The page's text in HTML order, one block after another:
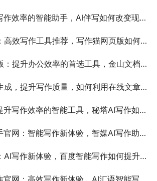
率的智能助手，AI伴写如何改变现代写作方式
作工具推荐，写作猫网页版如何提升你的写作效率
公效率的首选工具，金山文档企业版功能优势与使用体验分析
写作质量，如何利用在线文章润色工具优化你的写作内容
率的智能工具，秘塔AI写作如何帮助用户提高写作效率和质量
智能写作新体验，智媒AI写作助手官网功能与使用指南
作新体验，百度智能写作如何提升内容创作效率
高效写作新体验，AI汇语智能写作官网功能与使用指南